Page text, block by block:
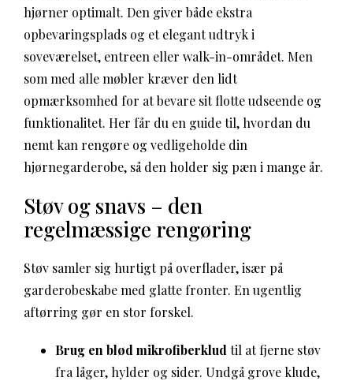
hjørner optimalt. Den giver både ekstra
opbevaringsplads og et elegant udtryk i
soveværelset, entreen eller walk-in-området. Men
som med alle møbler kræver den lidt
opmærksomhed for at bevare sit flotte udseende og
funktionalitet. Her får du en guide til, hvordan du
nemt kan rengøre og vedligeholde din
hjørnegarderobe, så den holder sig pæn i mange år.
Støv og snavs – den
regelmæssige rengøring
Støv samler sig hurtigt på overflader, især på
garderobeskabe med glatte fronter. En ugentlig
aftørring gør en stor forskel.
Brug en blød mikrofiberklud til at fjerne støv
fra låger, hylder og sider. Undgå grove klude,